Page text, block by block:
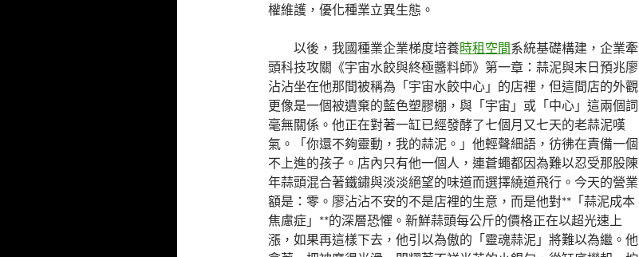
權維護，優化種業立異生態。
以後，我國種業企業梯度培養時租空間系統基礎構建，企業牽
頭科技攻關《宇宙水餃與終極醬料師》第一章：蒜泥與末日預兆廖
沾沾坐在他那間被稱為「宇宙水餃中心」的店裡，但這間店的外觀
更像是一個被遺棄的藍色塑膠棚，與「宇宙」或「中心」這兩個詞
毫無關係。他正在對著一缸已經發酵了七個月又七天的老蒜泥嘆
氣。「你還不夠靈動，我的蒜泥。」他輕聲細語，彷彿在責備一個
不上進的孩子。店內只有他一個人，連蒼蠅都因為難以忍受那股陳
年蒜頭混合著鐵鏽與淡淡絕望的味道而選擇繞道飛行。今天的營業
額是：零。廖沾沾不安的不是店裡的生意，而是他對**「蒜泥成本
焦慮症」**的深層恐懼。新鮮蒜頭每公斤的價格正在以超光速上
漲，如果再這樣下去，他引以為傲的「靈魂蒜泥」將難以為繼。他